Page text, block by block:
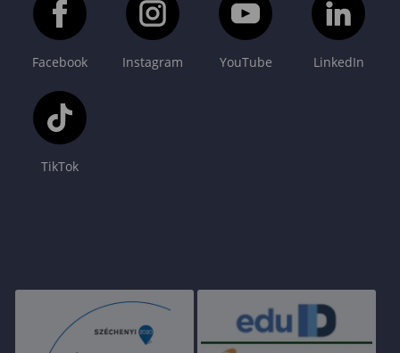
Facebook Instagram YouTube LinkedIn
TikTok